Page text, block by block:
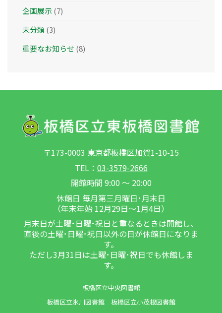
企画展示(7)
未分類 (3)
重要なお知らせ (8)
〒173-0003 東京都板橋区加賀1-10-15
TEL： 03-3579-2666
開館時間 9:00 ～ 20:00
休館日 毎月第三月曜日･月末日
（年末年始 12月29日～1月4日）
月末日が土曜･日曜･祝日と重なるときは開館し、
直後の土曜･日曜･祝日以外の日が休館日になりま
す。
ただし3月31日は土曜･日曜･祝日でも休館しま
す。
板橋区立中央図書館
板橋区立氷川図書館
板橋区立小茂根図書館